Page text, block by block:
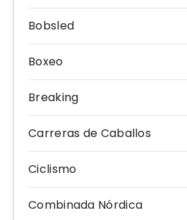
Bobsled
Boxeo
Breaking
Carreras de Caballos
Ciclismo
Combinada Nórdica